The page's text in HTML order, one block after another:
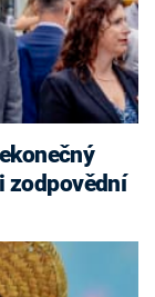
zodpovědní